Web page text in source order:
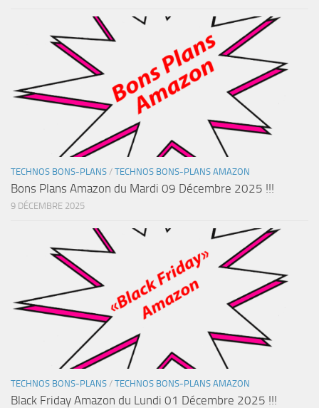
TECHNOS BONS-PLANS / TECHNOS BONS-PLANS AMAZON
Bons Plans Amazon du Mardi 09 Décembre 2025 !!!
9 DÉCEMBRE 2025
TECHNOS BONS-PLANS / TECHNOS BONS-PLANS AMAZON
Black Friday Amazon du Lundi 01 Décembre 2025 !!!